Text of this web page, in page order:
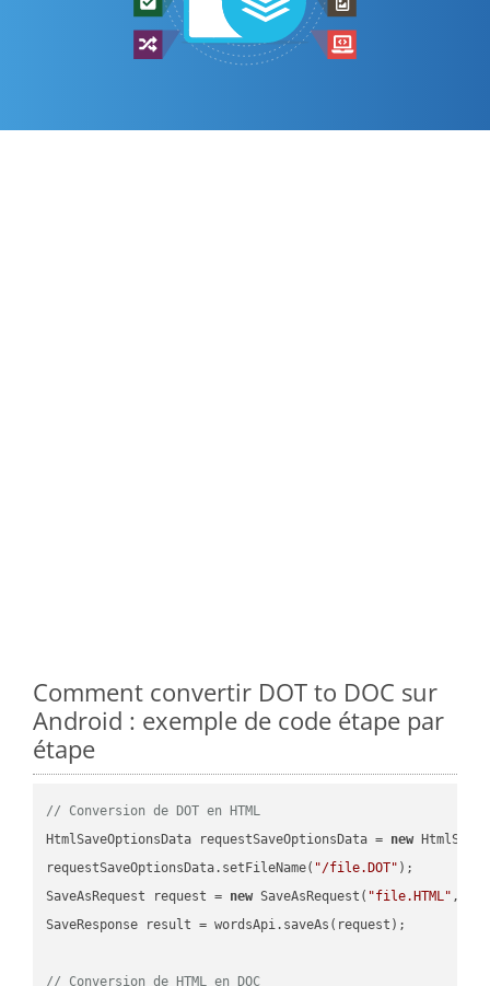
Comment convertir DOT to DOC sur
Android : exemple de code étape par
étape
// Conversion de DOT en HTML
HtmlSaveOptionsData requestSaveOptionsData = new
requestSaveOptionsData.setFileName( "/file.DOT" );
SaveAsRequest request = new SaveAsRequest( "file.HTML"
SaveResponse result = wordsApi.saveAs(request);
// Conversion de HTML en DOC